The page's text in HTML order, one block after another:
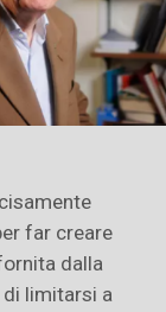
far creare
dalla
limitarsi a